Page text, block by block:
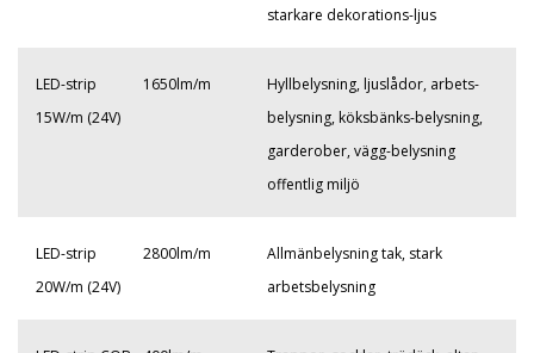
starkare dekorations-ljus
LED-strip
15W/m (24V)
1650lm/m
Hyllbelysning, ljuslådor, arbets-
belysning, köksbänks-belysning,
garderober, vägg-belysning
offentlig miljö
LED-strip
20W/m (24V)
2800lm/m
Allmänbelysning tak, stark
arbetsbelysning